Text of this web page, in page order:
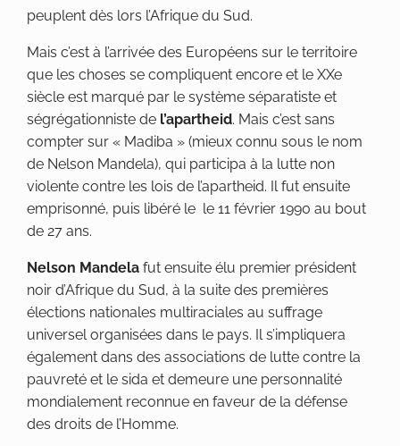
peuplent dès lors l’Afrique du Sud.
Mais c’est à l’arrivée des Européens sur le territoire
que les choses se compliquent encore et le XXe
siècle est marqué par le système séparatiste et
ségrégationniste de l’apartheid. Mais c’est sans
compter sur « Madiba » (mieux connu sous le nom
de Nelson Mandela), qui participa à la lutte non
violente contre les lois de l’apartheid. Il fut ensuite
emprisonné, puis libéré le le 11 février 1990 au bout
de 27 ans.
Nelson Mandela fut ensuite élu premier président
noir d’Afrique du Sud, à la suite des premières
élections nationales multiraciales au suffrage
universel organisées dans le pays. Il s’impliquera
également dans des associations de lutte contre la
pauvreté et le sida et demeure une personnalité
mondialement reconnue en faveur de la défense
des droits de l’Homme.